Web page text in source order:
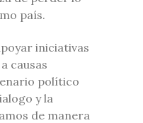
país.
iniciativas
causas
político
y la
de manera